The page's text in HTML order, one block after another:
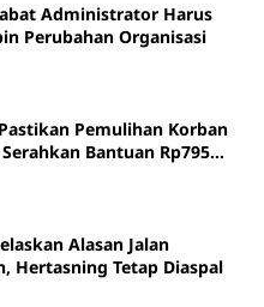
Administrator Harus
Perubahan Organisasi
Pemulihan Korban
Bantuan Rp795
Alasan Jalan
Hertasning Tetap Diaspal